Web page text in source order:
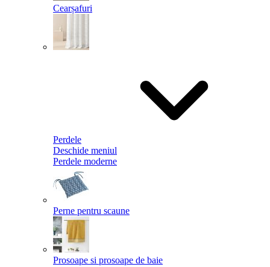
Cearșafuri
Perdele
Deschide meniul
Perdele moderne
Perne pentru scaune
Prosoape si prosoape de baie